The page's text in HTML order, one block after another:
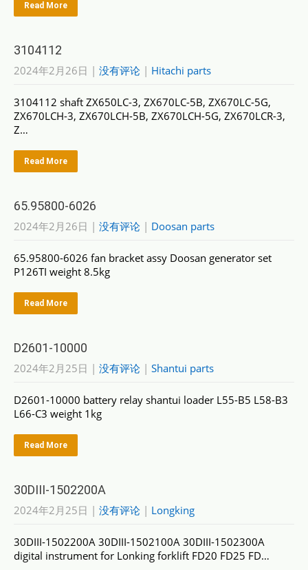
Read More
3104112
2024年2月26日 | 没有评论 | Hitachi parts
3104112 shaft ZX650LC-3, ZX670LC-5B, ZX670LC-5G,
ZX670LCH-3, ZX670LCH-5B, ZX670LCH-5G, ZX670LCR-3,
Z…
Read More
65.95800-6026
2024年2月26日 | 没有评论 | Doosan parts
65.95800-6026 fan bracket assy Doosan generator set
P126TI weight 8.5kg
Read More
D2601-10000
2024年2月25日 | 没有评论 | Shantui parts
D2601-10000 battery relay shantui loader L55-B5 L58-B3
L66-C3 weight 1kg
Read More
30DIII-1502200A
2024年2月25日 | 没有评论 | Longking
30DIII-1502200A 30DIII-1502100A 30DIII-1502300A
digital instrument for Lonking forklift FD20 FD25 FD…